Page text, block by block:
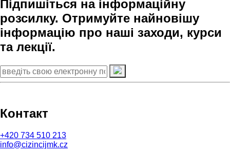
Підпишіться на інформаційну
розсилку. Отримуйте найновішу
інформацію про наші заходи, курси
та лекції.
Контакт
+420 734 510 213
info@cizincijmk.cz